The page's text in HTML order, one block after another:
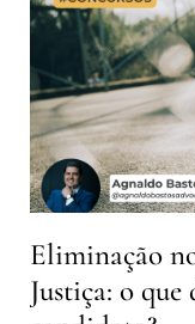
Eliminação
Justiça: o